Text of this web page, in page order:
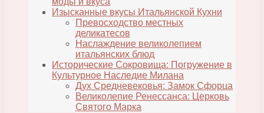
Изысканные вкусы Итальянской Кухни
Превосходство местных
деликатесов
Наслаждение великолепием
итальянских блюд
Исторические Сокровища: Погружение в
Культурное Наследие Милана
Дух Средневековья: Замок Сфорца
Великолепие Ренессанса: Церковь
Святого Марка